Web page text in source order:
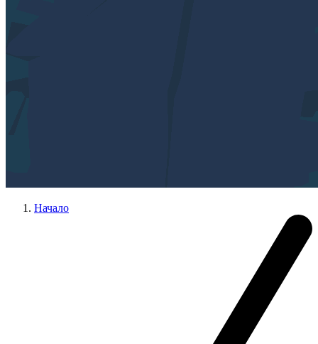
Начало